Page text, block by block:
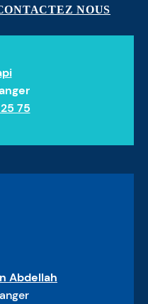
NOUS
75
Abdellah